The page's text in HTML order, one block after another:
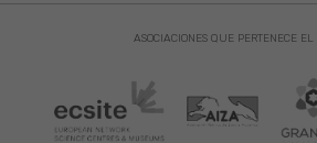
ASOCIACIONES QUE PERTENECE